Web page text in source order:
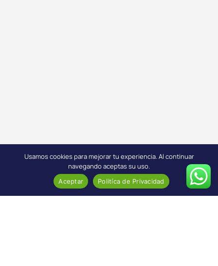
Usamos cookies para mejorar tu experiencia. Al continuar
navegando aceptas su uso.
Aceptar Politíca de Privacidad